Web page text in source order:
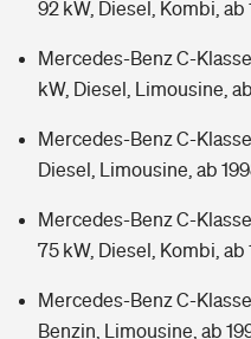
92 kW, Diesel, Kombi, ab
Mercedes-Benz C-
kW, Diesel, Limousine,
Mercedes-Benz C-
Diesel, Limousine, ab
Mercedes-Benz C-
75 kW, Diesel, Kombi, ab
Mercedes-Benz C-
Benzin, Limousine, ab